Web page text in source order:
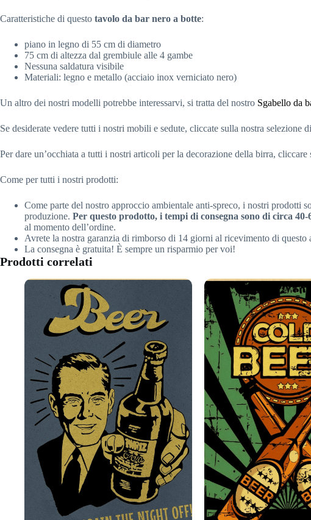
Caratteristiche di questo tavolo da bar nero a botte:
piano in legno di 55 cm di diametro
75 cm di altezza dal grembiule alle 4 gambe
Nessuna saldatura visibile
Materiali: legno e metallo (acciaio inox verniciato nero)
Un altro dei nostri modelli potrebbe interessarvi, si tratta del nostro Sgabello da
Se desiderate vedere tutti i nostri mobili e sedute, cliccate sulla nostra selezione di
Per dare un’occhiata a tutti i nostri articoli per la decorazione della birra, cliccare
Come per tutti i nostri prodotti:
Come parte del nostro approccio ambientale anti-spreco, i nostri prodotti
produzione. Per questo prodotto, i tempi di consegna sono di circa
al momento dell’ordine.
Avrete la nostra garanzia di rimborso di 14 giorni al ricevimento di questo
La consegna è gratuita! È sempre un risparmio per voi!
Prodotti correlati